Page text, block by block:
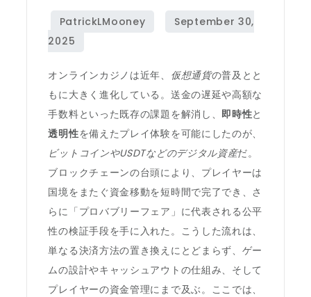
オンラインカジノは近年、 仮想通貨の普及とと
もに大きく進化している。送金の遅延や高額な
手数料といった既存の課題を解消し、 即時性と
透明性を備えたプレイ体験を可能にしたのが、
ビットコインやUSDTなどのデジタル資産だ。
ブロックチェーンの台頭により、プレイヤーは
国境をまたぐ資金移動を短時間で完了でき、さ
らに「プロバブリーフェア」に代表される公平
性の検証手段を手に入れた。こうした流れは、
単なる決済方法の置き換えにとどまらず、ゲー
ムの設計やキャッシュアウトの仕組み、そして
プレイヤーの資金管理にまで及ぶ。ここでは、